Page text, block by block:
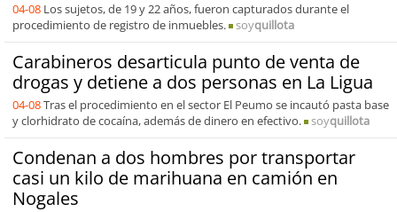
04-08 Los sujetos, de 19 y 22 años, fueron capturados durante el
procedimiento de registro de inmuebles.
soyquillota
Carabineros desarticula punto de venta de
drogas y detiene a dos personas en La Ligua
04-08Tras el procedimiento en el sector El Peumo se incautó pasta base
y clorhidrato de cocaína, además de dinero en efectivo.
soyquillota
Condenan a dos hombres por transportar
casi un kilo de marihuana en camión en
Nogales